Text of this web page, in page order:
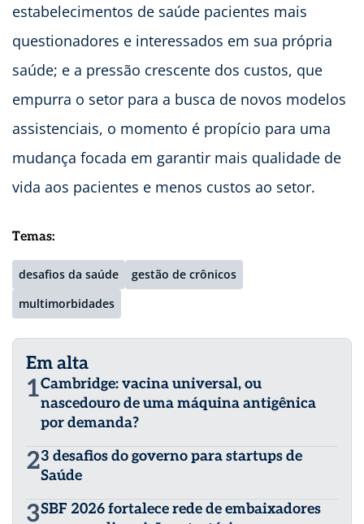
estabelecimentos de saúde pacientes mais
questionadores e interessados em sua própria
saúde; e a pressão crescente dos custos, que
empurra o setor para a busca de novos modelos
assistenciais, o momento é propício para uma
mudança focada em garantir mais qualidade de
vida aos pacientes e menos custos ao setor.
Temas:
desafios da saúde
gestão de crônicos
multimorbidades
Em alta
1Cambridge: vacina universal, ou
nascedouro de uma máquina antigênica
por demanda?
23 desafios do governo para startups de
Saúde
3SBF 2026 fortalece rede de embaixadores